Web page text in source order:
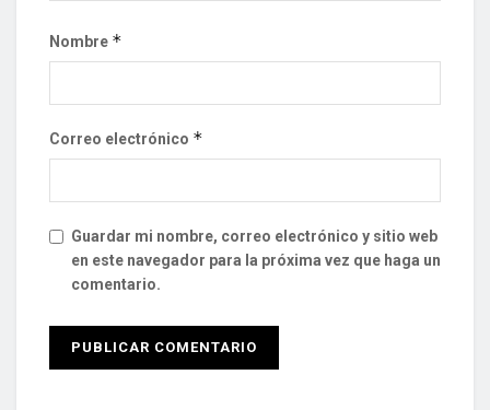
Nombre *
Correo electrónico *
Guardar mi nombre, correo electrónico y sitio web
en este navegador para la próxima vez que haga un
comentario.